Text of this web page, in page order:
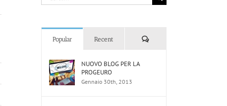
per:
Popular Recent Comments
NUOVO BLOG PER LA
PROGEURO
Gennaio 30th, 2013